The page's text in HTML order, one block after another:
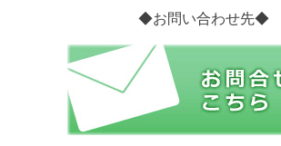
◆お問い合わせ先◆